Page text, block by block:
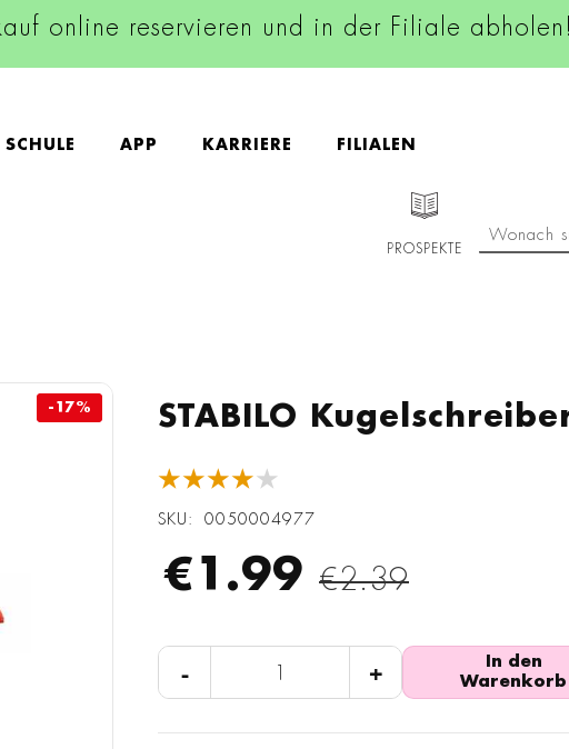
online reservieren und in der Filiale abholen!
SCHULE APP KARRIERE FILIALEN
PROSPEKTE
STABILO
★★★★★
SKU 0050004977
€1.99 €2.39
- +
In den
Warenkorb
-17%
-17%